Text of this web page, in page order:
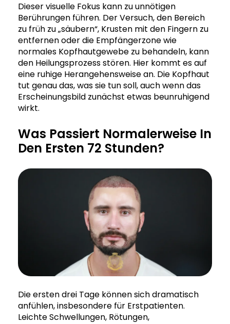
Dieser visuelle Fokus kann zu unnötigen
Berührungen führen. Der Versuch, den Bereich
zu früh zu „säubern“, Krusten mit den Fingern zu
entfernen oder die Empfängerzone wie
normales Kopfhautgewebe zu behandeln, kann
den Heilungsprozess stören. Hier kommt es auf
eine ruhige Herangehensweise an. Die Kopfhaut
tut genau das, was sie tun soll, auch wenn das
Erscheinungsbild zunächst etwas beunruhigend
wirkt.
Was Passiert Normalerweise In
Den Ersten 72 Stunden?
Die ersten drei Tage können sich dramatisch
anfühlen, insbesondere für Erstpatienten.
Leichte Schwellungen, Rötungen,